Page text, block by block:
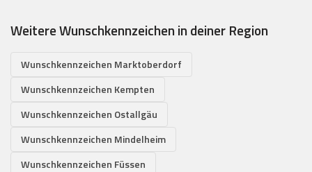
Weitere Wunschkennzeichen in deiner Region
Wunschkennzeichen Marktoberdorf
Wunschkennzeichen Kempten
Wunschkennzeichen Ostallgäu
Wunschkennzeichen Mindelheim
Wunschkennzeichen Füssen